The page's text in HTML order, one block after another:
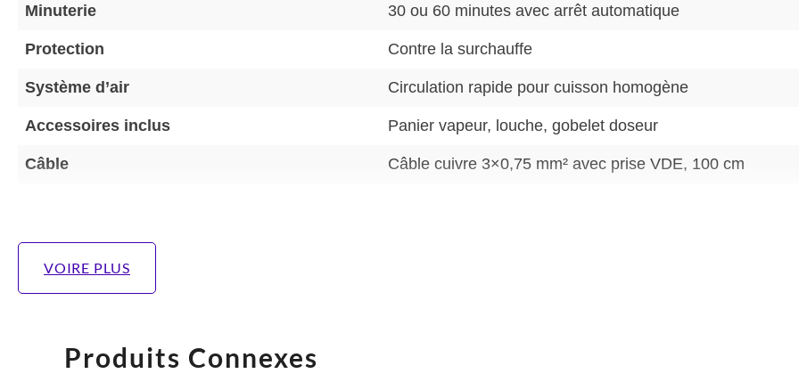
Minuterie 30 ou 60 minutes avec arrêt automatique
Protection Contre la surchauffe
Système d’air Circulation rapide pour cuisson homogène
Accessoires inclus Panier vapeur, louche, gobelet doseur
Câble Câble cuivre 3×0,75 mm² avec prise VDE, 100 cm
VOIRE PLUS
Produits Connexes